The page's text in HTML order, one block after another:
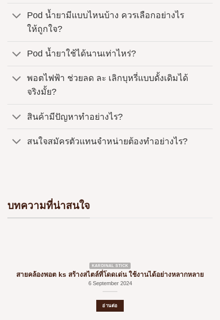
Pod น้ำยามีแบบไหนบ้าง ควรเลือกอย่างไร
ให้ถูกใจ?
Pod น้ำยาใช้ได้นานเท่าไหร่?
พอตไฟฟ้า ช่วยลด ละ เลิกบุหรี่แบบดั้งเดิมได้
จริงมั้ย?
สินค้ามีปัญหาทำอย่างไร?
สนใจสมัครตัวแทนจำหน่ายต้องทำอย่างไร?
บทความที่น่าสนใจ
KARDINAL STICK
สายคล้องพอต ks สร้างสไตล์ที่โดดเด่น ใช้งานได้อย่างหลากหลาย
6 September 2024
อ่านต่อ